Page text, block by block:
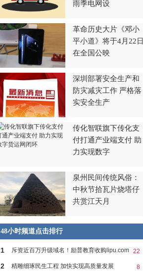
雨季电网设
革命历史大片《邓小
平小道》将于4月22日
在全国公映
深圳部署安全生产和
防灾减灾工作 严格落
实安全生产
传化智联旗下传化支
付打通产业端支付 助
力实现数字
泉州民间传统风俗：
中秋节拾瓦片烧塔仔
共赏江天月
48小时频道点击排行
22
1 斥资近百万升级域名！励普教育收购lipu.com
8
2 精雕细琢民生工程 加快实现高质量发展